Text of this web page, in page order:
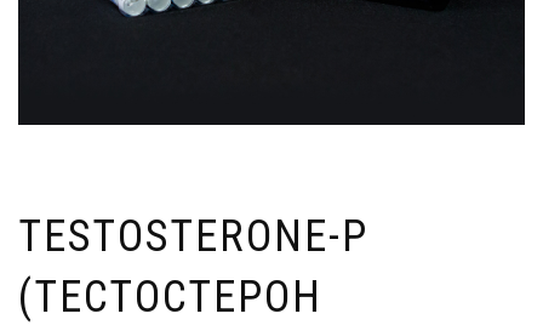
TESTOSTERONE-P
(ТЕСТОСТЕРОН